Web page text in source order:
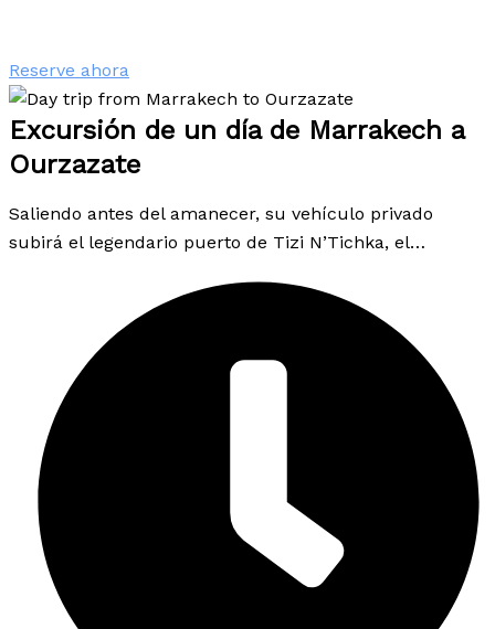
Reserve ahora
Excursión de un día de Marrakech a
Ourzazate
Saliendo antes del amanecer, su vehículo privado
subirá el legendario puerto de Tizi N’Tichka, el…